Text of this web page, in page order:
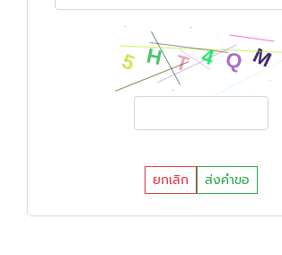
ยกเลิก ส่งคำขอ